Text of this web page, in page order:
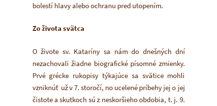
bolestí hlavy alebo ochranu pred utopením.
Zo života svätca
O živote sv. Kataríny sa nám do dnešných dní
nezachovali žiadne biografické písomné zmienky.
Prvé grécke rukopisy týkajúce sa svätice mohli
vzniknúť už v 7. storočí, no ucelené príbehy jej o jej
čistote a skutkoch sú z neskoršieho obdobia, t. j. 9.